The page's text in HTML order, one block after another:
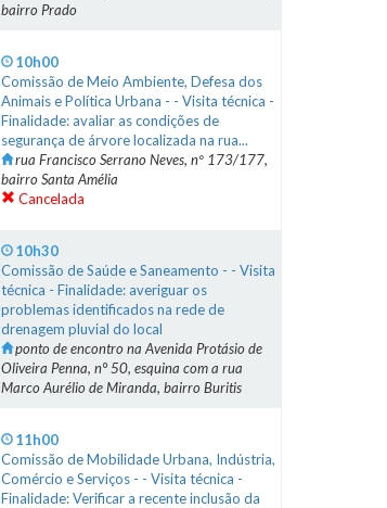
bairro Prado
10h00
Comissão de Meio Ambiente, Defesa dos
Animais e Política Urbana - - Visita técnica -
Finalidade: avaliar as condições de
segurança de árvore localizada na rua...
rua Francisco Serrano Neves, nº 173/177,
bairro Santa Amélia
Cancelada
10h30
Comissão de Saúde e Saneamento - - Visita
técnica - Finalidade: averiguar os
problemas identificados na rede de
drenagem pluvial do local
ponto de encontro na Avenida Protásio de
Oliveira Penna, n° 50, esquina com a rua
Marco Aurélio de Miranda, bairro Buritis
11h00
Comissão de Mobilidade Urbana, Indústria,
Comércio e Serviços - - Visita técnica -
Finalidade: Verificar a recente inclusão da